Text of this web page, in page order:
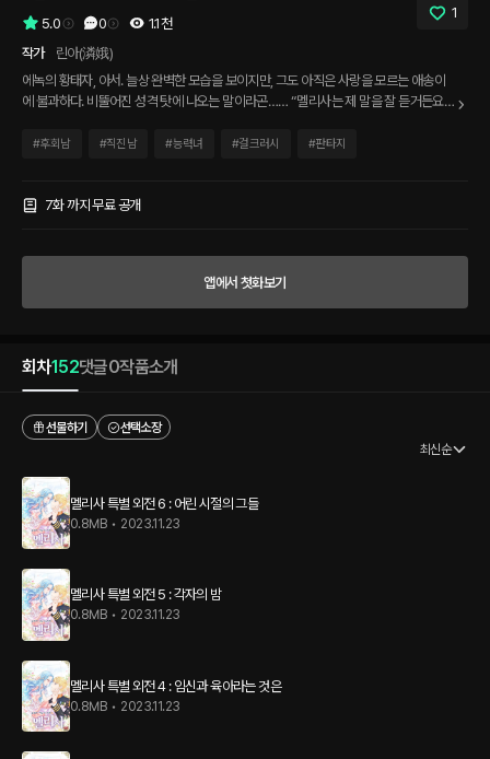
5.0
0 1.1천
1
작가
린아(潾娥)
에녹의 황태자, 아서. 늘상 완벽한 모습을 보이지만, 그도 아직은 사랑을 모르는 애송이
에 불과하다. 비뚤어진 성격 탓에 나오는 말이라곤…… “멜리사는 제 말을 잘 듣거든요.”
주인공은 오랜 소꿉친구, 멜리사. 먹을 것과 침대면 행복해질 수 있는 그녀는 완벽한 공
나오지 못하는데. ‘우리가 서로 사랑하는 것은 아니잖아. 진짜 미래의 남편이 될지는 누
#후회남 #직진남 #능력녀 #걸크러시 #판타지
7화 까지 무료 공개
앱에서 첫화보기
회차152댓글0작품소개
선물하기
선택소장
최신순
멜리사 특별 외전 6 : 어린 시절의 그들
0.8MB • 2023.11.23
멜리사 특별 외전 5 : 각자의 밤
0.8MB • 2023.11.23
멜리사 특별 외전 4 : 임신과 육아라는 것은
0.8MB • 2023.11.23